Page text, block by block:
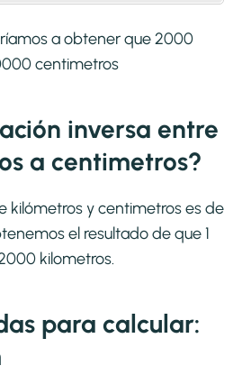
a obtener que 2000
centimetros
inversa entre
a centimetros?
kilómetros y centimetros es de
el resultado de que 1
kilometros.
para calcular: